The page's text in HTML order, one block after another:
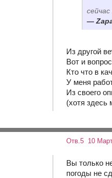
Из другой
Вот и
Кто что в
У меня
Из своего
(хотя здесь
Отв.5 10
Вы только
погоды не